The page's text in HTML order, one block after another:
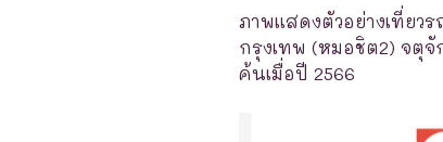
ภาพแสดงตัวอย่างเที่ยว
กรุงเทพ (หมอชิต2) จตุจั
ค้นเมื่อปี 2566